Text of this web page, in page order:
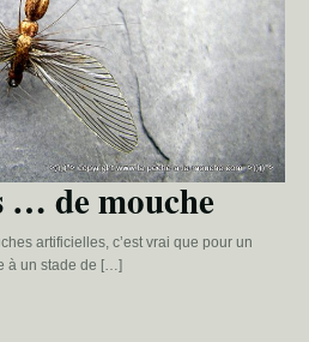
… de mouche
artificielles, c’est vrai que pour un
à un stade de […]